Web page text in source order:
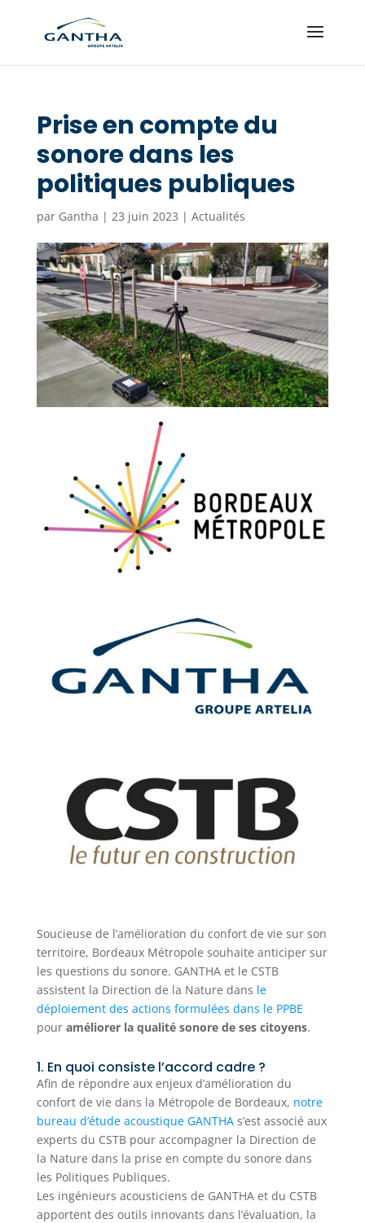
Prise en compte du
sonore dans les
politiques publiques
par Gantha | 23 juin 2023 | Actualités
Soucieuse de l’amélioration du confort de vie sur son
territoire, Bordeaux Métropole souhaite anticiper sur
les questions du sonore. GANTHA et le CSTB
assistent la Direction de la Nature dans le
déploiement des actions formulées dans le PPBE
pour améliorer la qualité sonore de ses citoyens.
1. En quoi consiste l’accord cadre ?
Afin de répondre aux enjeux d’amélioration du
confort de vie dans la Métropole de Bordeaux, notre
bureau d’étude acoustique GANTHAs’est associé aux
experts du CSTB pour accompagner la Direction de
la Nature dans la prise en compte du sonore dans
les Politiques Publiques.
Les ingénieurs acousticiens de GANTHA et du CSTB
apportent des outils innovants dans l’évaluation, la